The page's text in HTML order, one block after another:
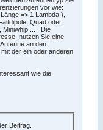
vor wie:
=> 1 Lambda ),
Quad oder
Miniwhip ... . Die
nutzen Sie eine
an den
der ein oder anderen
wie die
Beitrag.